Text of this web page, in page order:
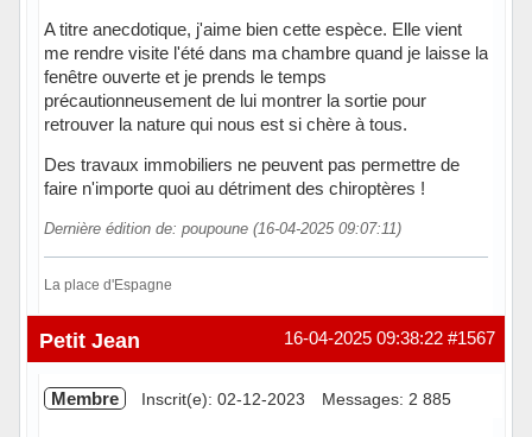
A titre anecdotique, j'aime bien cette espèce. Elle vient
me rendre visite l'été dans ma chambre quand je laisse la
fenêtre ouverte et je prends le temps
précautionneusement de lui montrer la sortie pour
retrouver la nature qui nous est si chère à tous.
Des travaux immobiliers ne peuvent pas permettre de
faire n'importe quoi au détriment des chiroptères !
Dernière édition de: poupoune (16-04-2025 09:07:11)
La place d'Espagne
Hors ligne #1567
16-04-2025 09:38:22
Petit Jean
Membre Inscrit(e): 02-12-2023 Messages: 2 885